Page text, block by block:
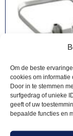
Om de beste
cookies om informatie
Door in te stemmen
surfgedrag of unieke
geeft of uw
bepaalde functies en